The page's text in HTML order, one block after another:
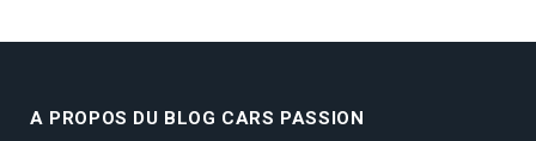
A PROPOS DU BLOG CARS PASSION